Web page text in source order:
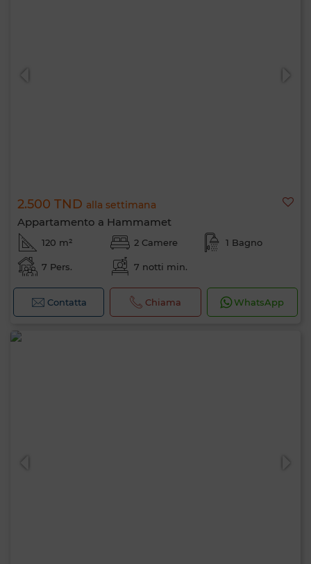
2.500 TND alla settimana
Appartamento a Hammamet
120 m² 2 Camere 1 Bagno
7 Pers. 7 notti min.
Contatta Chiama WhatsApp